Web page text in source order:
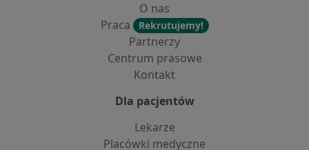
O nas
Praca
Rekrutujemy!
Partnerzy
Centrum prasowe
Kontakt
Dla pacjentów
Lekarze
Placówki medyczne